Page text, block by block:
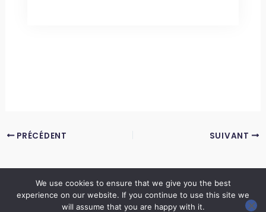
PRÉCÉDENT SUIVANT
Copyright © 2026 LES ANNALES DES MINES | Powered byThème WordPress Astra
We use cookies to ensure that we give you the best
experience on our website. If you continue to use this site we
will assume that you are happy with it.